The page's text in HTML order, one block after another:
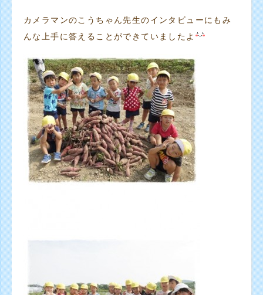
カメラマンのこうちゃん先生のインタビューにもみ
んな上手に答えることができていましたよ